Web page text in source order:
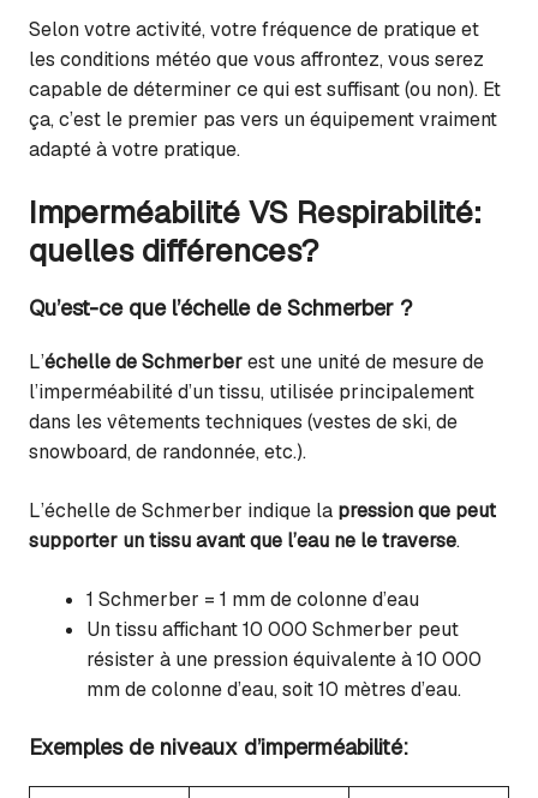
Selon votre activité, votre fréquence de pratique et
les conditions météo que vous affrontez, vous serez
capable de déterminer ce qui est suffisant (ou non). Et
ça, c’est le premier pas vers un équipement vraiment
adapté à votre pratique.
Imperméabilité VS Respirabilité:
quelles différences?
Qu’est-ce que l’échelle de Schmerber ?
L’échelle de Schmerberest une unité de mesure de
l’imperméabilité d’un tissu, utilisée principalement
dans les vêtements techniques (vestes de ski, de
snowboard, de randonnée, etc.).
L’échelle de Schmerber indique la pression que peut
supporter un tissu avant que l’eau ne le traverse.
1 Schmerber = 1 mm de colonne d’eau
Un tissu affichant 10 000 Schmerber peut
résister à une pression équivalente à 10 000
mm de colonne d’eau, soit 10 mètres d’eau.
Exemples de niveaux d’imperméabilité: